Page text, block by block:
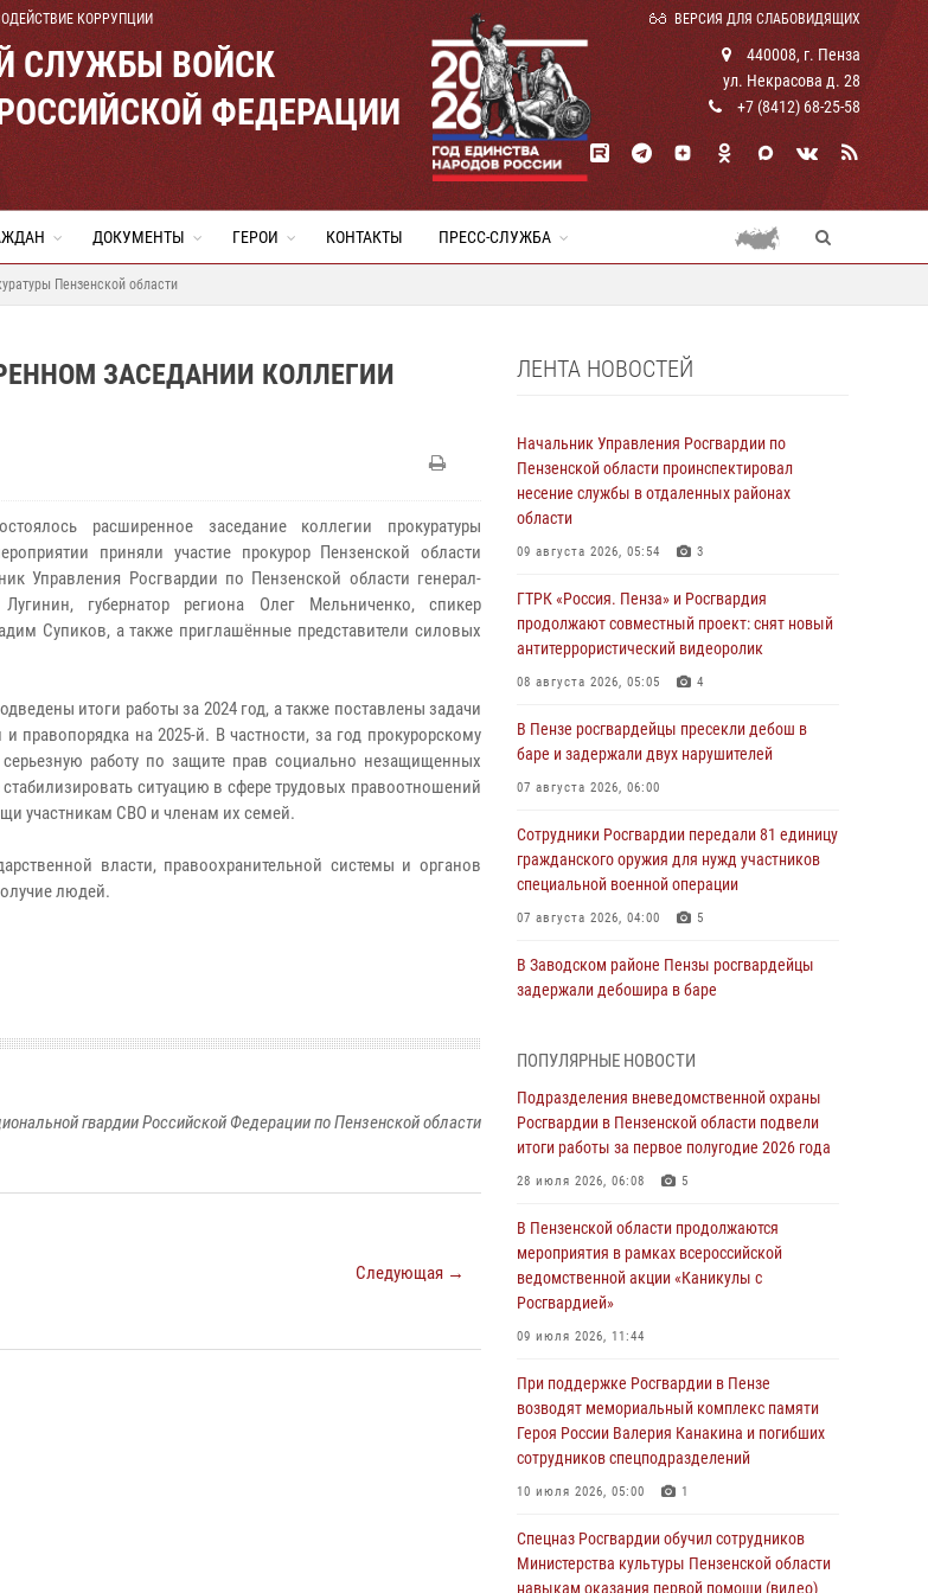
КОРРУПЦИИ ВЕРСИЯ ДЛЯ СЛАБОВИДЯЩИХ
СЛУЖБЫ ВОЙСК
ФЕДЕРАЦИИ
440008, г. Пенза
ул. Некрасова д. 28
+7 (8412) 68-25-58
ДОКУМЕНТЫ ГЕРОИ КОНТАКТЫ ПРЕСС-СЛУЖБА
Пензенской области
ЗАСЕДАНИИ КОЛЛЕГИИ
расширенное заседание коллегии прокуратуры
приняли участие прокурор Пензенской области
Управления Росгвардии по Пензенской области генерал-
губернатор региона Олег Мельниченко, спикер
Супиков, а также приглашённые представители силовых
итоги работы за 2024 год, а также поставлены задачи
правопорядка на 2025-й. В частности, за год прокурорскому
серьезную работу по защите прав социально незащищенных
стабилизировать ситуацию в сфере трудовых правоотношений
участникам СВО и членам их семей.
власти, правоохранительной системы и органов
людей.
гвардии Российской Федерации по Пензенской области
Следующая →
ЛЕНТА НОВОСТЕЙ
Начальник Управления Росгвардии по
Пензенской области проинспектировал
несение службы в отдаленных районах
области
09 августа 2026, 05:54 3
ГТРК «Россия. Пенза» и Росгвардия
продолжают совместный проект: снят новый
антитеррористический видеоролик
08 августа 2026, 05:05 4
В Пензе росгвардейцы пресекли дебош в
баре и задержали двух нарушителей
07 августа 2026, 06:00
Сотрудники Росгвардии передали 81 единицу
гражданского оружия для нужд участников
специальной военной операции
07 августа 2026, 04:00 5
В Заводском районе Пензы росгвардейцы
задержали дебошира в баре
Телесюжет ГТРК «Россия.Пенза»: В Пензе
обвиняются семь мужчин в мошеннических
действиях (видео)
05 августа 2026, 15:50 1
легендарного генерала Яковлева
05 августа 2026, 07:00
Сотрудники пензенского ОМОН «Страж»
познакомили участников сборов «Гвардеец»
05 августа 2026, 06:15 6
В Пензе сотрудники Росгвардии оказали
помощь дезориентированному пенсионеру
05 августа 2026, 04:00
В Пензе при силовой поддержке Росгвардии
пресечена деятельность ОПГ,
ПОПУЛЯРНЫЕ НОВОСТИ
Подразделения вневедомственной охраны
Росгвардии в Пензенской области подвели
итоги работы за первое полугодие 2026 года
28 июля 2026, 06:08 5
В Пензенской области продолжаются
мероприятия в рамках всероссийской
ведомственной акции «Каникулы с
Росгвардией»
09 июля 2026, 11:44
При поддержке Росгвардии в Пензе
возводят мемориальный комплекс памяти
Героя России Валерия Канакина и погибших
сотрудников спецподразделений
10 июля 2026, 05:00 1
Спецназ Росгвардии обучил сотрудников
Министерства культуры Пензенской области
навыкам оказания первой помощи (видео)